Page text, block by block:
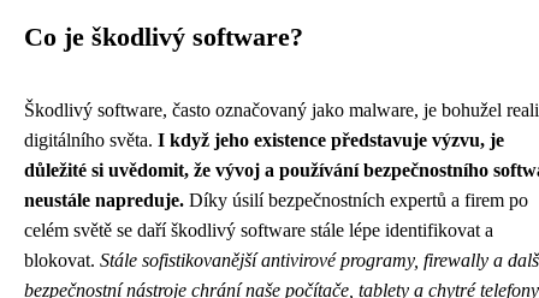
Co je škodlivý software?
Škodlivý software, často označovaný jako malware, je bohužel
digitálního světa. I když jeho existence představuje výzvu, je
důležité si uvědomit, že vývoj a používání bezpečnostního
neustále napreduje. Díky úsilí bezpečnostních expertů a firem po
celém světě se daří škodlivý software stále lépe identifikovat a
blokovat. Stále sofistikovanější antivirové programy, firewally a
bezpečnostní nástroje chrání naše počítače, tablety a chytré telefony